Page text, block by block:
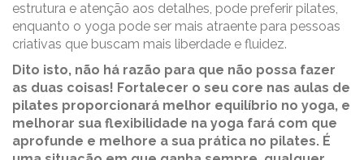
estrutura e atenção aos detalhes, pode preferir pilates,
enquanto o yoga pode ser mais atraente para pessoas
criativas que buscam mais liberdade e fluidez.
Dito isto, não há razão para que não possa fazer
as duas coisas! Fortalecer o seu core nas aulas de
pilates proporcionará melhor equilíbrio no yoga, e
melhorar sua flexibilidade na yoga fará com que
aprofunde e melhore a sua prática no pilates. É